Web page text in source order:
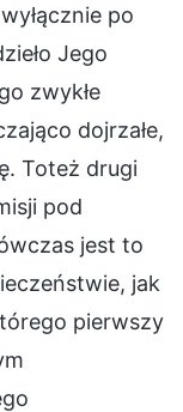
po
Jego
zwykłe
dojrzałe,
Toteż drugi
pod
jest to
jak
pierwszy